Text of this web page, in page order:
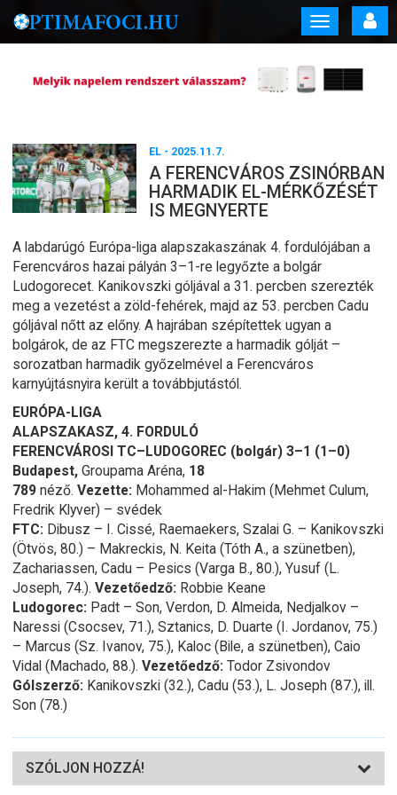
Toggle
navigation
EL- 2025.11.7.
A FERENCVÁROS ZSINÓRBAN
HARMADIK EL-MÉRKŐZÉSÉT
IS MEGNYERTE
A labdarúgó Európa-liga alapszakaszának 4. fordulójában a
Ferencváros hazai pályán 3–1-re legyőzte a bolgár
Ludogorecet. Kanikovszki góljával a 31. percben szerezték
meg a vezetést a zöld-fehérek, majd az 53. percben Cadu
góljával nőtt az előny. A hajrában szépítettek ugyan a
bolgárok, de az FTC megszerezte a harmadik gólját –
sorozatban harmadik győzelmével a Ferencváros
karnyújtásnyira került a továbbjutástól.
EURÓPA-LIGA
ALAPSZAKASZ, 4. FORDULÓ
FERENCVÁROSI TC–LUDOGOREC (bolgár) 3–1 (1–0)
Budapest, Groupama Aréna, 18
789 néző. Vezette: Mohammed al-Hakim (Mehmet Culum,
Fredrik Klyver) – svédek
FTC: Dibusz – I. Cissé, Raemaekers, Szalai G. – Kanikovszki
(Ötvös, 80.) – Makreckis, N. Keita (Tóth A., a szünetben),
Zachariassen, Cadu – Pesics (Varga B., 80.), Yusuf (L.
Joseph, 74.). Vezetőedző: Robbie Keane
Ludogorec: Padt – Son, Verdon, D. Almeida, Nedjalkov –
Naressi (Csocsev, 71.), Sztanics, D. Duarte (I. Jordanov, 75.)
– Marcus (Sz. Ivanov, 75.), Kaloc (Bile, a szünetben), Caio
Vidal (Machado, 88.). Vezetőedző: Todor Zsivondov
Gólszerző: Kanikovszki (32.), Cadu (53.), L. Joseph (87.), ill.
Son (78.)
SZÓLJON HOZZÁ!